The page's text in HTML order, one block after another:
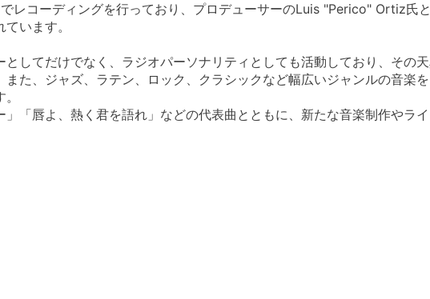
レコーディングを行っており、プロデューサーのLuis "Perico" Ortiz氏
います。
してだけでなく、ラジオパーソナリティとしても活動しており、その
た、ジャズ、ラテン、ロック、クラシックなど幅広いジャンルの音楽
「唇よ、熱く君を語れ」などの代表曲とともに、新たな音楽制作やラ